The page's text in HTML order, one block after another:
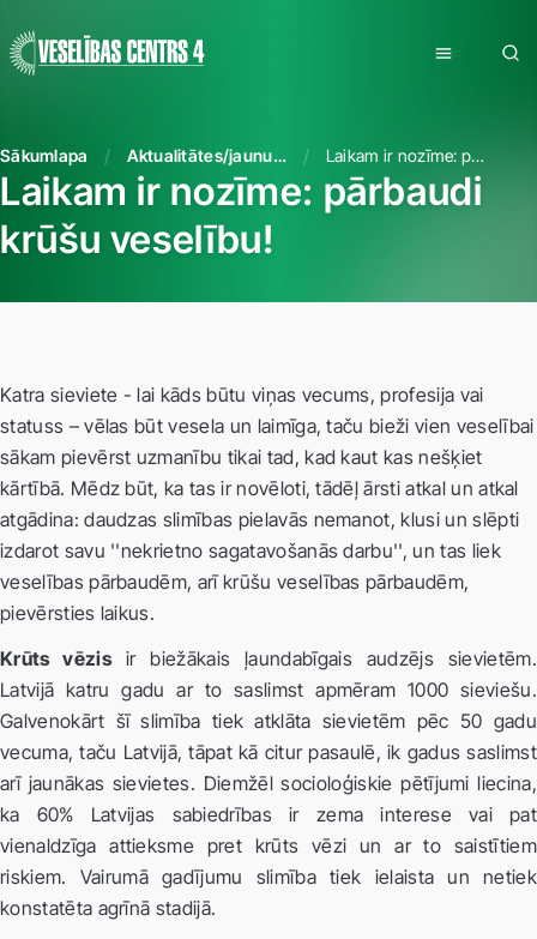
Sākumlapa Aktualitātes/jaunumi Laikam ir nozīme: pārbaudi krūšu veselību!
Laikam ir nozīme: pārbaudi
krūšu veselību!
Katra sieviete - lai kāds būtu viņas vecums, profesija vai
statuss – vēlas būt vesela un laimīga, taču bieži vien veselībai
sākam pievērst uzmanību tikai tad, kad kaut kas nešķiet
kārtībā. Mēdz būt, ka tas ir novēloti, tādēļ ārsti atkal un atkal
atgādina: daudzas slimības pielavās nemanot, klusi un slēpti
izdarot savu ''nekrietno sagatavošanās darbu'', un tas liek
veselības pārbaudēm, arī krūšu veselības pārbaudēm,
pievērsties laikus.
Krūts vēzisir biežākais ļaundabīgais audzējs sievietēm.
Latvijā katru gadu ar to saslimst apmēram 1000 sieviešu.
Galvenokārt šī slimība tiek atklāta sievietēm pēc 50 gadu
vecuma, taču Latvijā, tāpat kā citur pasaulē, ik gadus saslimst
arī jaunākas sievietes. Diemžēl socioloģiskie pētījumi liecina,
ka 60% Latvijas sabiedrības ir zema interese vai pat
vienaldzīga attieksme pret krūts vēzi un ar to saistītiem
riskiem. Vairumā gadījumu slimība tiek ielaista un netiek
konstatēta agrīnā stadijā.